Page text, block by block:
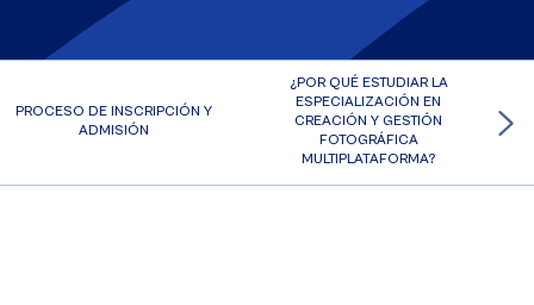
PROCESO DE INSCRIPCIÓN Y
ADMISIÓN
¿POR QUÉ ESTUDIAR LA
ESPECIALIZACIÓN EN
CREACIÓN Y GESTIÓN
FOTOGRÁFICA
MULTIPLATAFORMA?